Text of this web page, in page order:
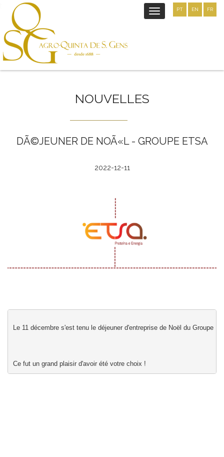
PT EN FR
Toggle
NOUVELLES
DÃ©JEUNER DE NOÃ«L - GROUPE ETSA
2022-12-11
Ce fut un grand plaisir d'avoir été votre choix !